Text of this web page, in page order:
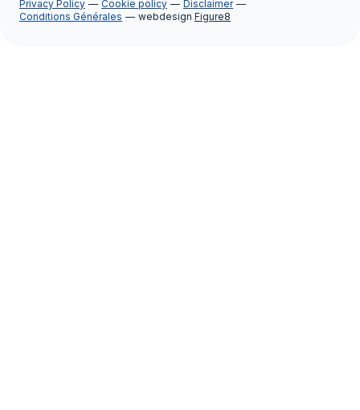
Privacy Policy
Cookie policy
Disclaimer
Conditions Générales
webdesign Figure8